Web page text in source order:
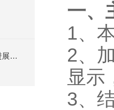
RBLD201氦质谱检漏仪的进展及其应用 ？
一、
1、
2、
显示
3、